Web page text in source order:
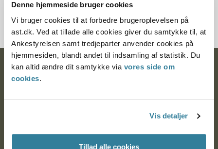
Denne hjemmeside bruger cookies
Vi bruger cookies til at forbedre brugeroplevelsen på
ast.dk. Ved at tillade alle cookies giver du samtykke til, at
Ankestyrelsen samt tredjeparter anvender cookies på
hjemmesiden, blandt andet til indsamling af statistik. Du
kan altid ændre dit samtykke via vores side om
cookies.
Vis detaljer
Tillad alle cookies
hvilket udfald sagerne får. De data arbejder vi på at
tilvejebringe i andet halvår 2023.
Ankestyrelsen